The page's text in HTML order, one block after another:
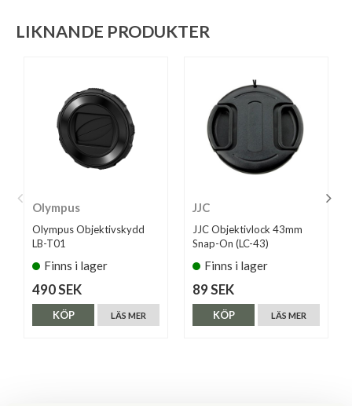
LIKNANDE PRODUKTER
Olympus
Olympus Objektivskydd
LB-T01
Finns i lager
490 SEK
LÄS MER
KÖP
JJC
JJC Objektivlock 43mm
Snap-On (LC-43)
Finns i lager
89 SEK
LÄS MER
KÖP